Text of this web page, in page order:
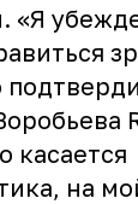
«Я
касается
на